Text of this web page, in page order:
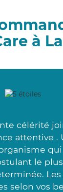
à
célérité
attentive .
qui
le
Les
selon vos